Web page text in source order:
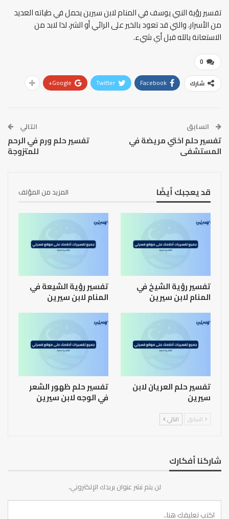
تفسير رؤية النبي يوسف في المنام لابن سيرين يحمل في طياته العديد
من الأسرار، والتي قد تعود بالخير على الرائي أو الشر، لذا لابد من
الاستعانة بالله قبل أي شيء.
0
شارك Facebook
Twitter
Google+
السابق
تفسير حلم اختي مريضة في
المستشفى
التالي
تفسير حلم ورم في الرحم
للمتزوجة
قد يعجبك أيضًا المزيد من المؤلف
تفسير رؤية الشيخ في
المنام لابن سيرين
تفسير رؤية الشيعة في
المنام لابن سيرين
تفسير حلم العريان لابن
سيرين
تفسير حلم ظهور الشعر
في الوجه لابن سيرين
السابق التالي
شاركنا أفكارك
لن يتم نشر عنوان بريدك الإلكتروني.